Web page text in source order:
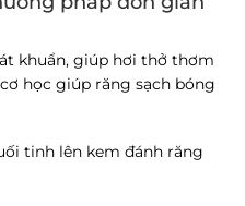
khuẩn, giúp hơi thở thơm
học giúp răng sạch bóng
tinh lên kem đánh răng